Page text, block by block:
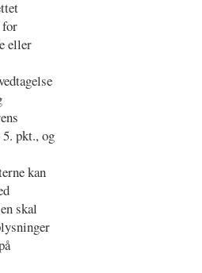
for
eller
5. pkt., og
kan
skal